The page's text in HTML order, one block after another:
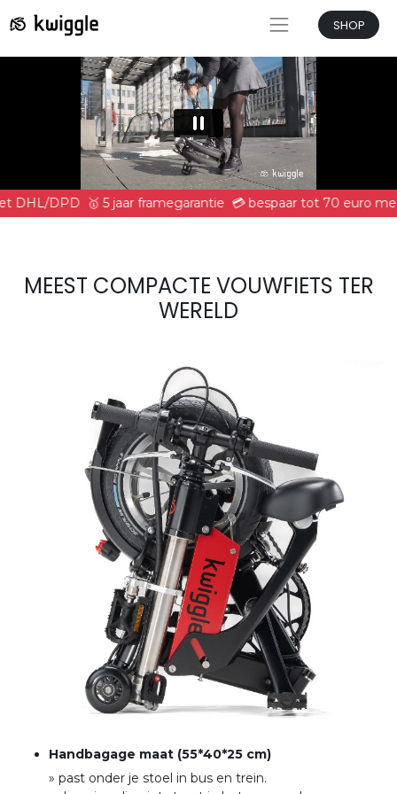
SHOP
DHL/DPD 🥇 5 jaar framegarantie 💳 bespaar tot 70 euro
MEEST COMPACTE VOUWFIETS TER
WERELD
Handbagage maat (55*40*25 cm)
» past onder je stoel in bus en trein.